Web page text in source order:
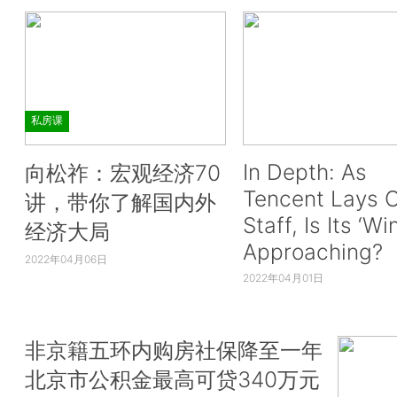
私房课
向松祚：宏观经济70
讲，带你了解国内外
经济大局
2022年04月06日
In Depth: As
Tencent Lays
Staff, Is Its
Approaching?
2022年04月01日
非京籍五环内购房社保降至一年
北京市公积金最高可贷340万元